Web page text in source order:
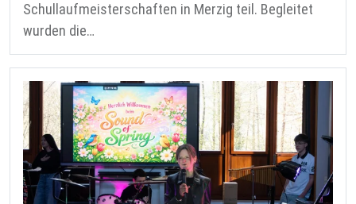
Schullaufmeisterschaften in Merzig teil. Begleitet
wurden die…